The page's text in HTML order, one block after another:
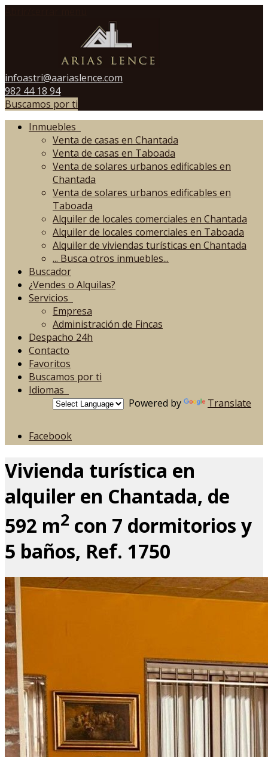
infoastri@aariaslence.com
982 44 18 94
Buscamos por ti
Inmuebles
Venta de casas en Chantada
Venta de casas en Taboada
Venta de solares urbanos edificables en
Chantada
Venta de solares urbanos edificables en
Taboada
Alquiler de locales comerciales en Chantada
Alquiler de locales comerciales en Taboada
Alquiler de viviendas turísticas en Chantada
... Busca otros inmuebles...
Buscador
¿Vendes o Alquilas?
Servicios
Empresa
Administración de Fincas
Despacho 24h
Contacto
Favoritos
Buscamos por ti
Idiomas
Powered by
Translate
Facebook
Vivienda turística en
alquiler en Chantada, de
592 m2 con 7 dormitorios y
5 baños, Ref. 1750